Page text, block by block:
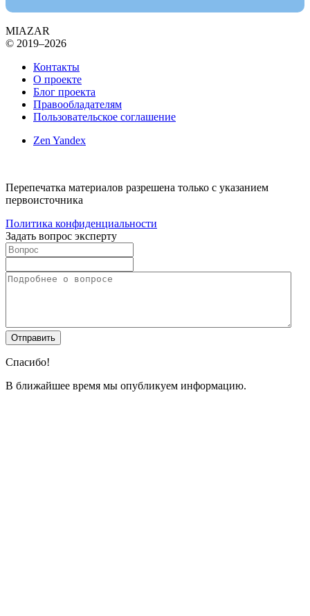
MIAZAR
© 2019–2026
Контакты
О проекте
Блог проекта
Правообладателям
Пользовательское соглашение
Zen Yandex
Перепечатка материалов разрешена только с указанием
первоисточника
Политика конфиденциальности
Задать вопрос эксперту
Спасибо!
В ближайшее время мы опубликуем информацию.